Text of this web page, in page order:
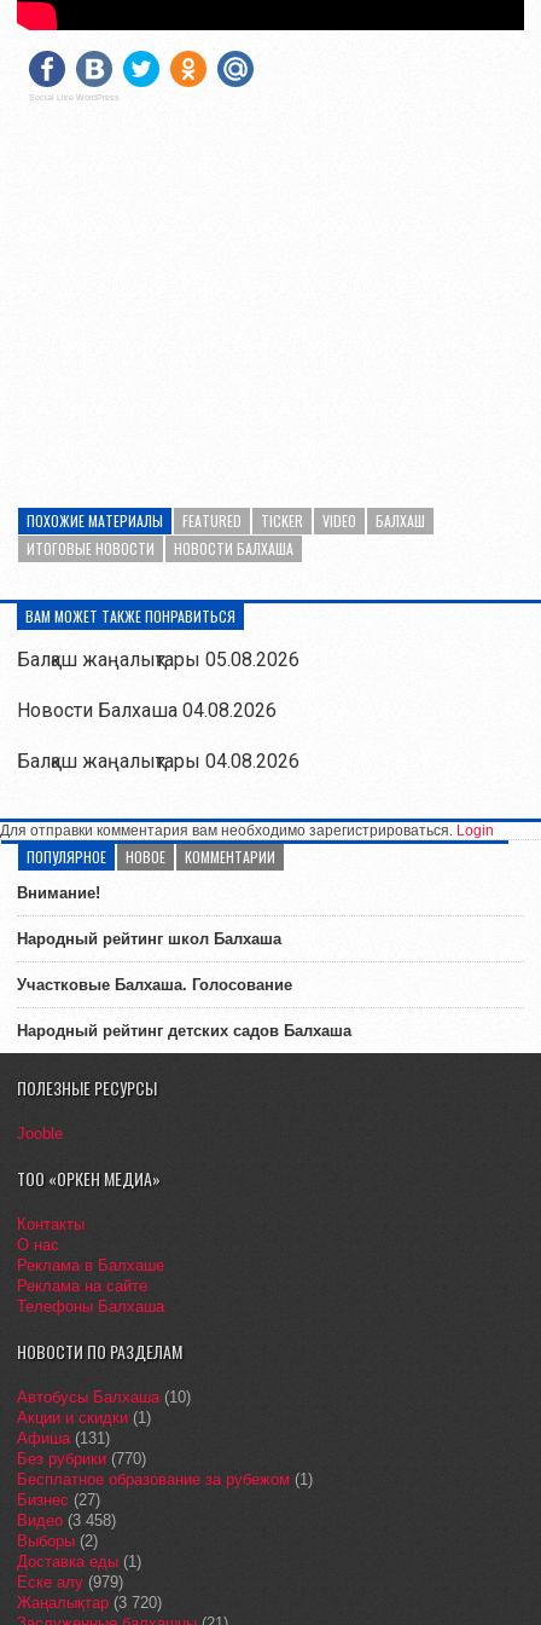
Social Like WordPress
ПОХОЖИЕ МАТЕРИАЛЫ FEATURED TICKER VIDEO
БАЛХАШ
ИТОГОВЫЕ НОВОСТИ
НОВОСТИ БАЛХАША
ВАМ МОЖЕТ ТАКЖЕ ПОНРАВИТЬСЯ
Балқаш жаңалықтары 05.08.2026
Новости Балхаша 04.08.2026
Балқаш жаңалықтары 04.08.2026
Для отправки комментария вам необходимо зарегистрироваться. Login
ПОПУЛЯРНОЕ НОВОЕ КОММЕНТАРИИ
Внимание!
Народный рейтинг школ Балхаша
Участковые Балхаша. Голосование
Народный рейтинг детских садов Балхаша
ПОЛЕЗНЫЕ РЕСУРСЫ
Jooble
ТОО «ОРКЕН МЕДИА»
Контакты
О нас
Реклама в Балхаше
Реклама на сайте
Телефоны Балхаша
НОВОСТИ ПО РАЗДЕЛАМ
Автобусы Балхаша(10)
Акции и скидки (1)
Афиша(131)
Без рубрики (770)
Бесплатное образование за рубежом (1)
Бизнес (27)
Видео (3 458)
Выборы (2)
Доставка еды (1)
Еске алу (979)
Жаңалықтар (3 720)